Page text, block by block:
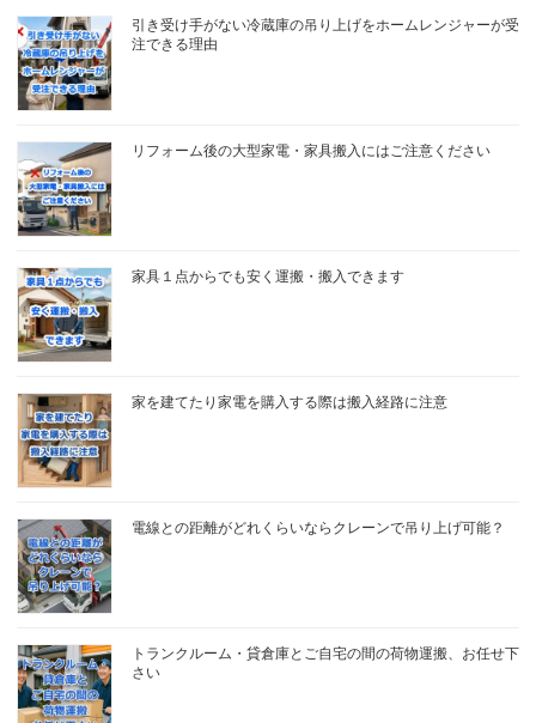
引き受け手がない冷蔵庫の吊り上げをホームレンジャーが受
注できる理由
リフォーム後の大型家電・家具搬入にはご注意ください
家具１点からでも安く運搬・搬入できます
家を建てたり家電を購入する際は搬入経路に注意
電線との距離がどれくらいならクレーンで吊り上げ可能？
トランクルーム・貸倉庫とご自宅の間の荷物運搬、お任せ下
さい